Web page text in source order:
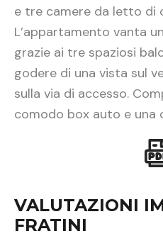
e tre camere da letto di
L’appartamento vanta
grazie ai tre spaziosi
godere di una vista sul
sulla via di accesso.
comodo box auto e una
VALUTAZIONI
FRATINI